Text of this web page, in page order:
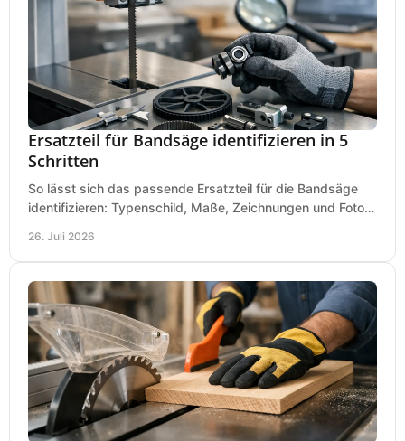
Ersatzteil für Bandsäge identifizieren in 5
Schritten
So lässt sich das passende Ersatzteil für die Bandsäge
identifizieren: Typenschild, Maße, Zeichnungen und Fotos
26. Juli 2026